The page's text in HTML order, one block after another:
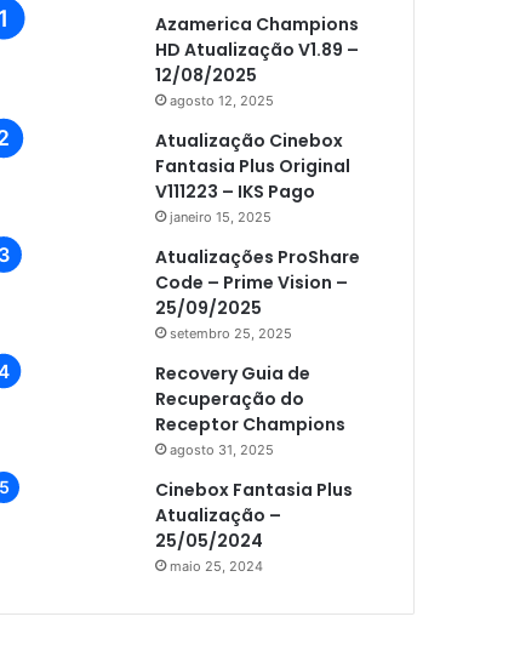
Azamerica Champions
HD Atualização V1.89 –
12/08/2025
agosto 12, 2025
Atualização Cinebox
Fantasia Plus Original
V111223 – IKS Pago
janeiro 15, 2025
Atualizações ProShare
Code – Prime Vision –
25/09/2025
setembro 25, 2025
Recovery Guia de
Recuperação do
Receptor Champions
agosto 31, 2025
Cinebox Fantasia Plus
Atualização –
25/05/2024
maio 25, 2024